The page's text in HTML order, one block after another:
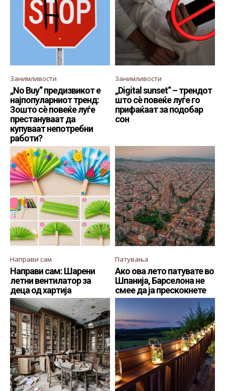
Занимливости
„No Buy“ предизвикот е
најпопуларниот тренд:
Зошто сè повеќе луѓе
престануваат да
купуваат непотребни
работи?
Занимливости
„Digital sunset“ – трендот
што сè повеќе луѓе го
прифаќаат за подобар
сон
Направи сам
Направи сам: Шарени
летни вентилатор за
деца од хартија
Патувања
Ако ова лето патувате во
Шпанија, Барселона не
смее да ја прескокнете